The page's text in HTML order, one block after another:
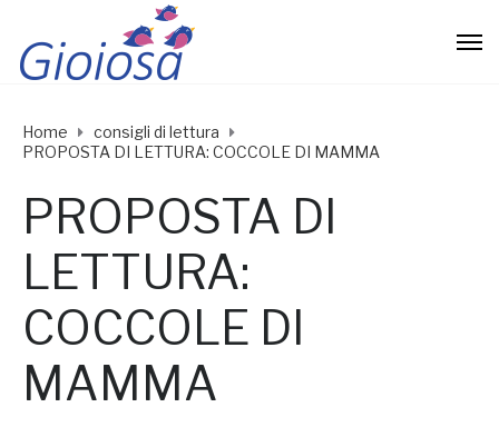
Home
consigli di lettura
PROPOSTA DI LETTURA: COCCOLE DI MAMMA
PROPOSTA DI
LETTURA:
COCCOLE DI
MAMMA